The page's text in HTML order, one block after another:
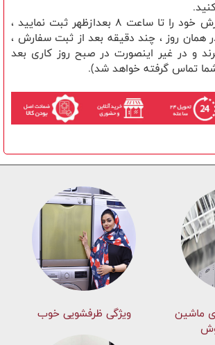
(در صورتی که سفارش خود را تا ساعت 8 بعدازظهر ثبت نمایید ،
همان روز ، چند دقیقه بعد از ثبت سفارش ،
و در غیر اینصورت در صبح روز کاری بعد
ماشين
ویژگی ظرفشویی خوب